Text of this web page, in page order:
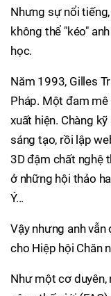
Nhưng sự nổi
không thể "kéo"
học.
Năm 1993, Gilles
Pháp. Một đam
xuất hiện. Chàng
sáng tạo, rồi lập
3D đậm chất nghệ
ở những hội thảo
Ý...
Vậy nhưng anh
cho Hiệp hội Chăn
Như một cơ